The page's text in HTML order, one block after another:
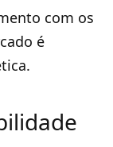
com os
é